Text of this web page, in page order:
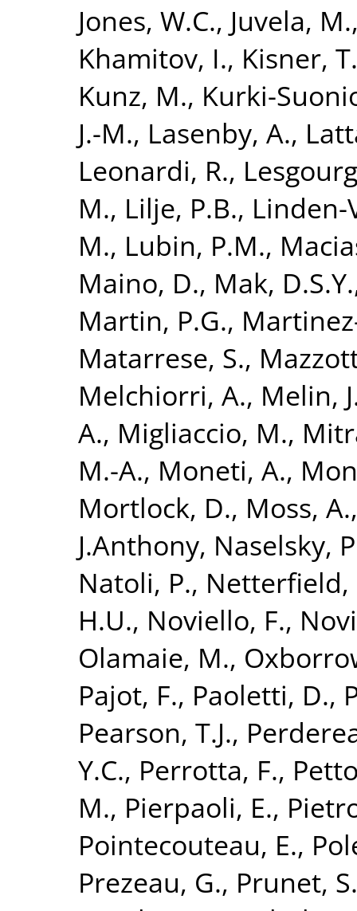
Jones, W.C., Juvela, M.
Khamitov, I., Kisner,
Kunz, M., Kurki-
J.-M., Lasenby, A.,
Leonardi, R.,
M., Lilje, P.B., Linden-
M., Lubin, P.M.,
Maino, D., Mak, D.S.Y.
Martin, P.G.,
Matarrese, S.,
Melchiorri, A., Melin,
A., Migliaccio, M.,
M.-A., Moneti, A.,
Mortlock, D., Moss, A.
J.Anthony, Naselsky,
Natoli, P., Netterfield,
H.U., Noviello, F.,
Olamaie, M.,
Pajot, F., Paoletti, D.,
Pearson, T.J.,
Y.C., Perrotta, F.,
M., Pierpaoli, E.,
Pointecouteau, E.,
Prezeau, G., Prunet, S.